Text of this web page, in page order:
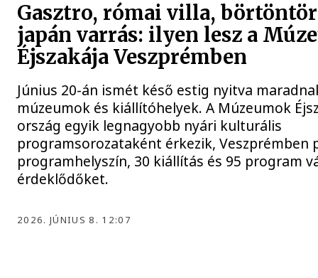
Gasztro, római villa,
japán varrás: ilyen lesz a
Éjszakája Veszprémben
Június 20-án ismét késő estig nyitva
múzeumok és kiállítóhelyek. A Múzeumok
ország egyik legnagyobb nyári kulturális
programsorozataként érkezik, Veszprémben
programhelyszín, 30 kiállítás és 95 program
érdeklődőket.
2026. JÚNIUS 8. 12:07